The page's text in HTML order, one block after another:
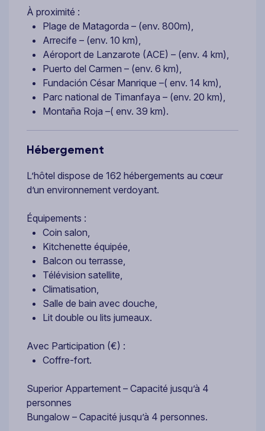
À proximité :
Plage de Matagorda – (env. 800m),
Arrecife – (env. 10 km),
Aéroport de Lanzarote (ACE) – (env. 4 km),
Puerto del Carmen – (env. 6 km),
Fundación César Manrique –( env. 14 km),
Parc national de Timanfaya – (env. 20 km),
Montaña Roja –( env. 39 km).
Hébergement
L’hôtel dispose de 162 hébergements au cœur
d’un environnement verdoyant.
Équipements :
Coin salon,
Kitchenette équipée,
Balcon ou terrasse,
Télévision satellite,
Climatisation,
Salle de bain avec douche,
Lit double ou lits jumeaux.
Avec Participation (€) :
Coffre-fort.
Superior Appartement – Capacité jusqu’à 4
personnes
Bungalow – Capacité jusqu’à 4 personnes.